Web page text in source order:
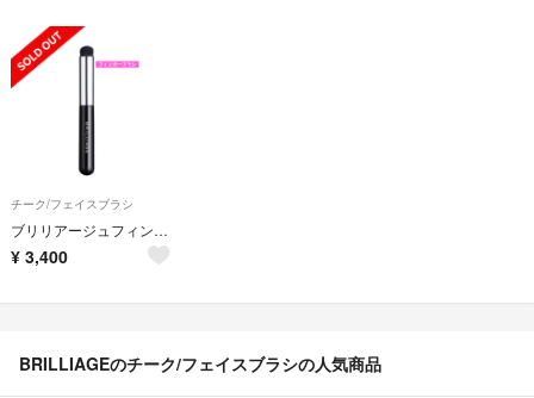
チーク/フェイスブラシ
ブリリアージュフィンガーブラシ
¥ 3,400
BRILLIAGEのチーク/フェイスブラシの人気商品